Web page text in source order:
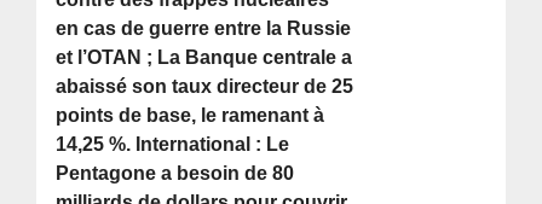
en cas de guerre entre la Russie
et l’OTAN ; La Banque centrale a
abaissé son taux directeur de 25
points de base, le ramenant à
14,25 %. International : Le
Pentagone a besoin de 80